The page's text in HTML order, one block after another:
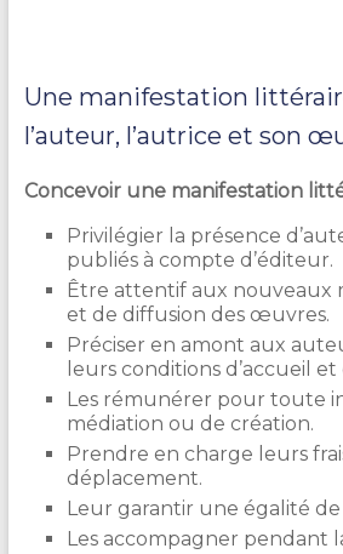
Une manifestation
l’auteur, l’autrice et son
Concevoir une manifestation
Privilégier la présence
publiés à compte d’éditeur.
Être attentif aux nouveaux
et de diffusion des œuvres.
Préciser en amont aux
leurs conditions d’accueil
Les rémunérer pour toute
médiation ou de création.
Prendre en charge leurs
déplacement.
Leur garantir une égalité
Les accompagner pendant